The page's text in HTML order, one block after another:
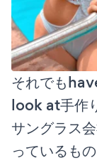
それでも
look at手作
サングラス
っているも